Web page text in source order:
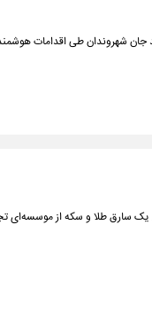
شهروندان طی اقدامات
سارق طلا و سکه از موسسه‌ای